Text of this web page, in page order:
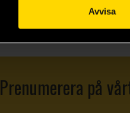
Avvisa
Prenumerera på